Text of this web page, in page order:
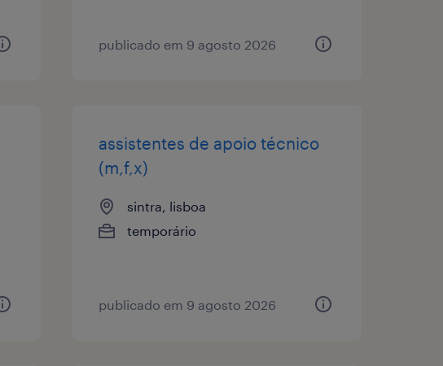
publicado em 9 agosto 2026
assistentes de apoio técnico
(m,f,x)
sintra, lisboa
temporário
publicado em 9 agosto 2026